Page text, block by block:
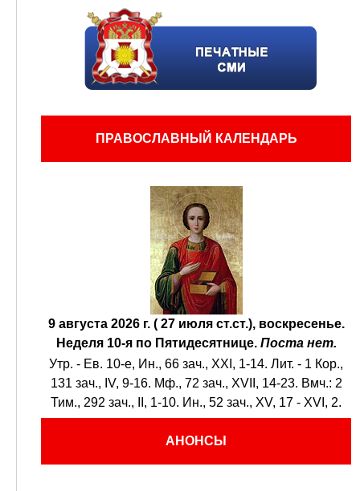
ПРАВОСЛАВНЫЙ КАЛЕНДАРЬ
9 августа 2026 г. ( 27 июля ст.ст.), воскресенье.
Неделя 10-я по Пятидесятнице. Поста нет.
Утр. - Ев. 10-е, Ин., 66 зач., XXI, 1-14. Лит. - 1 Кор.,
131 зач., IV, 9-16. Мф., 72 зач., XVII, 14-23. Вмч.: 2
Тим., 292 зач., II, 1-10. Ин., 52 зач., XV, 17 - XVI, 2.
АНОНСЫ